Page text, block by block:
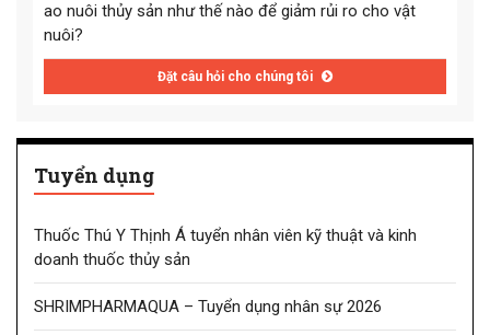
ao nuôi thủy sản như thế nào để giảm rủi ro cho vật
nuôi?
Đặt câu hỏi cho chúng tôi
Tuyển dụng
Thuốc Thú Y Thịnh Á tuyển nhân viên kỹ thuật và kinh
doanh thuốc thủy sản
SHRIMPHARMAQUA – Tuyển dụng nhân sự 2026